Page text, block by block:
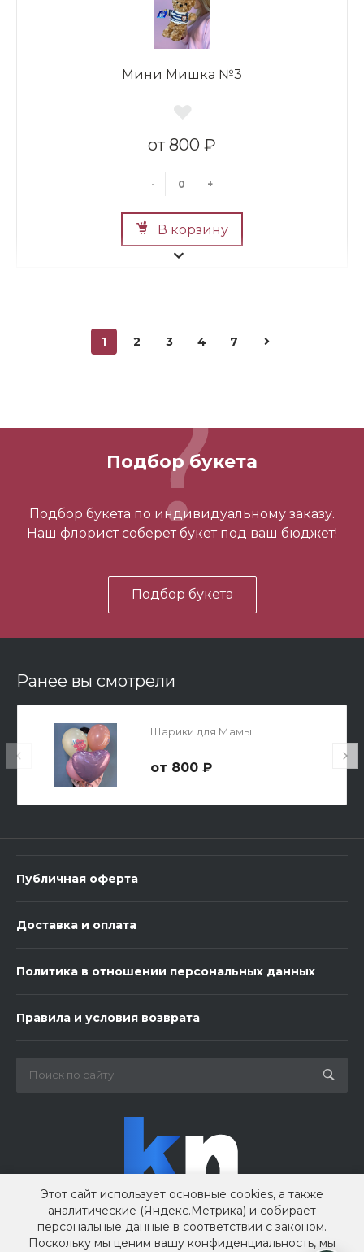
Мини Мишка №3
800 ₽
- +
В корзину
700 ₽
В корзину
Мишка Мини №1
В корзину
В корзину
1 2 3 4 7
Подбор букета
Подбор букета по индивидуальному заказу.
Наш флорист соберет букет под ваш бюджет!
Подбор букета
Ранее вы смотрели
Шарики для Мамы
800 ₽
Публичная оферта
Доставка и оплата
Политика в отношении персональных данных
Правила и условия возврата
Этот сайт использует основные cookies, а также
аналитические (Яндекс.Метрика) и собирает
персональные данные в соответствии с законом.
Поскольку мы ценим вашу конфиденциальность, мы